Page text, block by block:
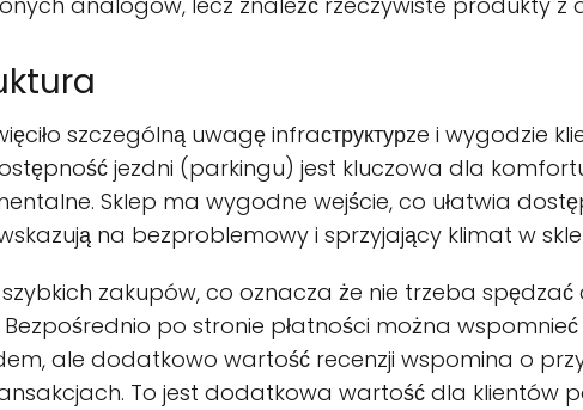
szczególną uwagę infraструктурze i wygodzie
jezdni (parkingu) jest kluczowa dla
Sklep ma wygodne wejście, co ułatwia
na bezproblemowy i sprzyjający klimat w
zakupów, co oznacza że nie trzeba
po stronie płatności można
ale dodatkowo wartość recenzji wspomina o
To jest dodatkowa wartość dla klientów